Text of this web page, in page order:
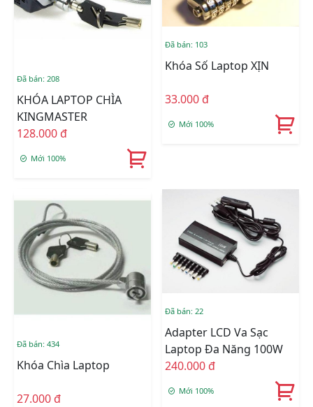
Đã bán: 208
KHÓA LAPTOP CHÌA
KINGMASTER
128.000 đ
Mới 100%
Đã bán: 103
Khóa Số Laptop XỊN
33.000 đ
Mới 100%
Đã bán: 434
Khóa Chìa Laptop
27.000 đ
Đã bán: 22
Adapter LCD Va Sạc
Laptop Đa Năng 100W
240.000 đ
Mới 100%